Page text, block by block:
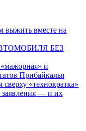
выжить вместе на
БЕЗ
и
Прибайкалья
«технократка»
заявления — и их